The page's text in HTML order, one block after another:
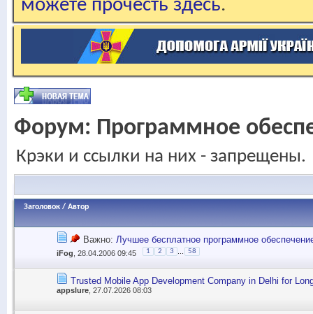
можете прочесть здесь.
Форум: Программное
Крэки и ссылки на них - запрещены.
Заголовок / Автор
Важно: Лучшее бесплатное программное
iFog , 28.04.2006 09:45 1 2 3 58
Trusted Mobile App Development Company in Delhi for
appslure, 27.07.2026 08:03